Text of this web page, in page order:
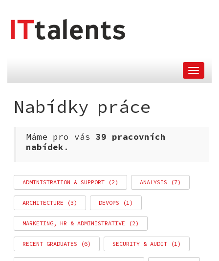
Nabídky práce
Máme pro vás 39 pracovních
nabídek .
ADMINISTRATION & SUPPORT (2) ANALYSIS (7)
ARCHITECTURE (3) DEVOPS (1)
MARKETING, HR & ADMINISTRATIVE (2)
RECENT GRADUATES (6) SECURITY & AUDIT (1)